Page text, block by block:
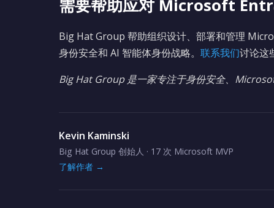
需要帮助应对 Microsoft
Big Hat Group 帮助组织设计、部署和管理
身份安全和 AI 智能体身份战略。 联系我们讨论这
Big Hat Group 是一家专注于身份安全、
Kevin Kaminski
Big Hat Group 创始人 · 17 次 Microsoft MVP
了解作者 →